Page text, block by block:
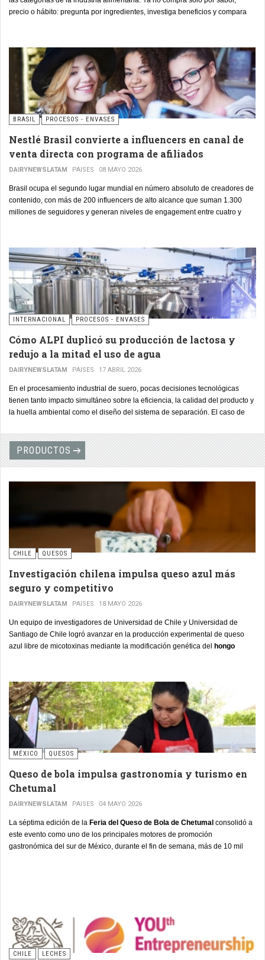
precio o hábito: pregunta por ingredientes, investiga beneficios y compara
BRASIL PROCESOS - ENVASES
Nestlé Brasil convierte a influencers en canal de
venta directa con programa de afiliados
DAIRYNEWSLATAM PAISES 08 MAYO 2026
Brasil ocupa el segundo lugar mundial en número absoluto de creadores de
contenido, con más de 200 influencers de alto alcance que suman 1.300
millones de seguidores y generan niveles de engagement entre cuatro y
INTERNACIONAL PROCESOS - ENVASES
Cómo ALPI duplicó su producción de lactosa y
redujo a la mitad el uso de agua
DAIRYNEWSLATAM PAISES 17 ABRIL 2026
En el procesamiento industrial de suero, pocas decisiones tecnológicas
tienen tanto impacto simultáneo sobre la eficiencia, la calidad del producto y
la huella ambiental como el diseño del sistema de separación. El caso de
volumen, con alrededor de 50 empleados— lo demuestra con cifras
concretas.
PRODUCTOS
CHILE QUESOS
Investigación chilena impulsa queso azul más
seguro y competitivo
DAIRYNEWSLATAM PAISES 18 MAYO 2026
Un equipo de investigadores de Universidad de Chile y Universidad de
Santiago de Chile logró avanzar en la producción experimental de queso
azul libre de micotoxinas mediante la modificación genética del
hongo
MÉXICO QUESOS
Queso de bola impulsa gastronomía y turismo en
Chetumal
DAIRYNEWSLATAM PAISES 04 MAYO 2026
La séptima edición de la Feria del Queso de Bola de Chetumal consolidó a
este evento como uno de los principales motores de promoción
gastronómica del sur de México, durante el fin de semana, más de 10 mil
CHILE LECHES